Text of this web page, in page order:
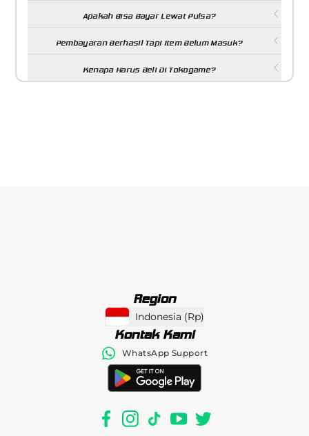
Apakah Bisa Bayar Lewat Pulsa?
Pembayaran Berhasil Tapi Item Belum Masuk?
Kenapa Harus Beli Di Tokogame?
Region
Indonesia (Rp)
Kontak Kami
WhatsApp Support